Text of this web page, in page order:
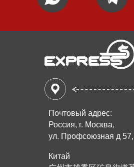
Почтовый адрес:
Россия, г. Москва,
ул. Профсоюзная д
Китай